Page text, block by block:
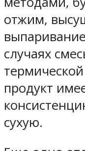
отжим,
случаях
продукт
сухую.